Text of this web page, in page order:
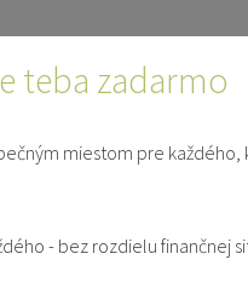
teba zadarmo
miestom pre
- bez rozdielu finančnej